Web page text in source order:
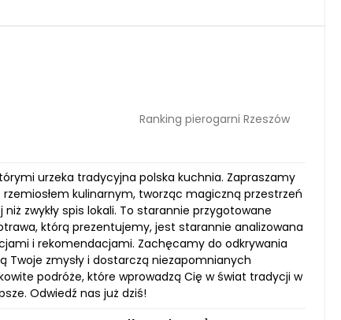
Ranking pierogarni Rzeszów
urzeka tradycyjna polska kuchnia. Zapraszamy
kulinarnym, tworząc magiczną przestrzeń
zwykły spis lokali. To starannie przygotowane
którą prezentujemy, jest starannie analizowana
i rekomendacjami. Zachęcamy do odkrywania
Twoje zmysły i dostarczą niezapomnianych
podróże, które wprowadzą Cię w świat tradycji w
Odwiedź nas już dziś!